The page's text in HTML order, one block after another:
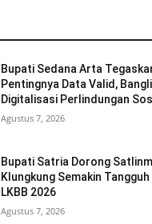
Bupati Sedana Arta
Pentingnya Data Valid,
Digitalisasi Perlindungan
Agustus 7, 2026
Bupati Satria Dorong
Klungkung Semakin
LKBB 2026
Agustus 7, 2026